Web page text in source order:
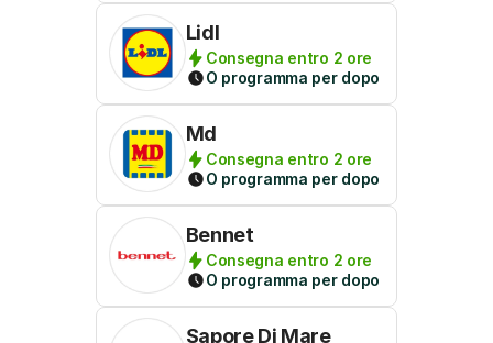
Lidl
Consegna entro 2 ore
O programma per dopo
Md
Consegna entro 2 ore
O programma per dopo
Bennet
Consegna entro 2 ore
O programma per dopo
Sapore Di Mare